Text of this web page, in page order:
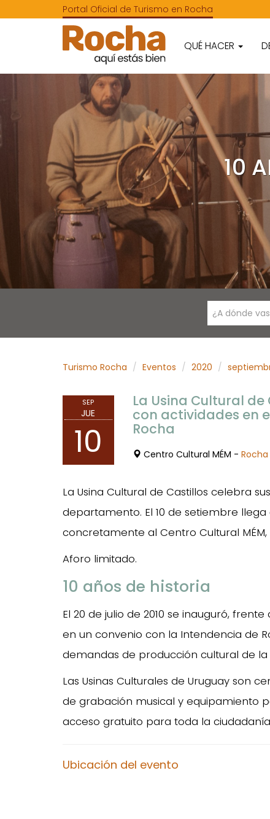
Portal Oficial de Turismo en Rocha
QUÉ HACER
10
¿A dónde
Turismo Rocha Eventos 2020
SEP
JUE
10
La Usina Cultural
con actividades en
Rocha
Centro Cultural MÉM - Rocha
La Usina Cultural de Castillos celebra
departamento. El 10 de setiembre llega
concretamente al Centro Cultural
Aforo limitado.
10 años de historia
El 20 de julio de 2010 se inauguró,
en un convenio con la Intendencia de
demandas de producción cultural de
Las Usinas Culturales de Uruguay son
de grabación musical y equipamiento
acceso gratuito para toda la
Ubicación del evento